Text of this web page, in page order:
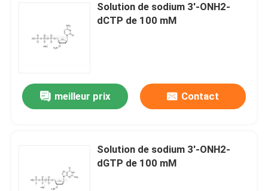
Contrôle de qualité
Nouvelles
Les phosphates et leurs dérivés
Solution de sodium 3'-ONH2-
dCTP de 100 mM
meilleur prix Contact
Solution de sodium 3'-ONH2-
dGTP de 100 mM